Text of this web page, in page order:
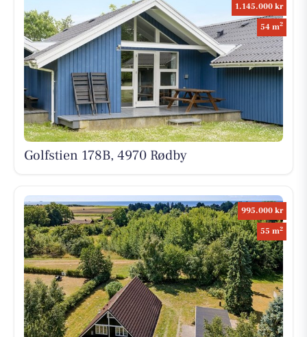
1.145.000 kr
54 m2
Golfstien 178B, 4970 Rødby
995.000 kr
55 m2